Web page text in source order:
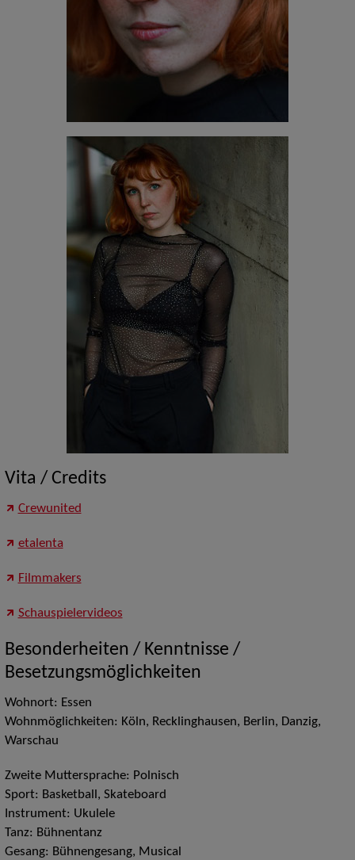
Vita / Credits
Crewunited
etalenta
Filmmakers
Schauspielervideos
Besonderheiten / Kenntnisse /
Besetzungsmöglichkeiten
Wohnort: Essen
Wohnmöglichkeiten: Köln, Recklinghausen, Berlin, Danzig,
Warschau
Zweite Muttersprache: Polnisch
Sport: Basketball, Skateboard
Instrument: Ukulele
Tanz: Bühnentanz
Gesang: Bühnengesang, Musical